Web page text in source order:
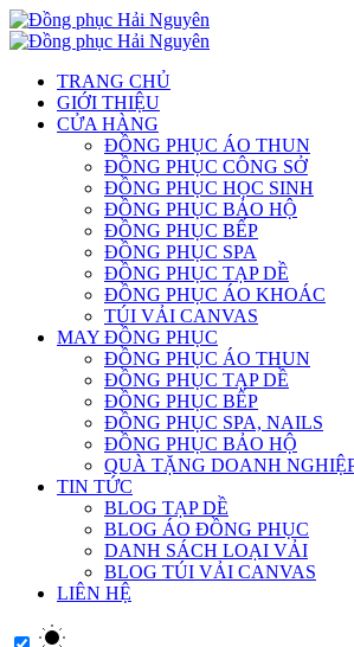
TRANG CHỦ
GIỚI THIỆU
CỬA HÀNG
ĐỒNG PHỤC ÁO THUN
ĐỒNG PHỤC CÔNG SỞ
ĐỒNG PHỤC HỌC SINH
ĐỒNG PHỤC BẢO HỘ
ĐỒNG PHỤC BẾP
ĐỒNG PHỤC SPA
ĐỒNG PHỤC TẠP DỀ
ĐỒNG PHỤC ÁO KHOÁC
TÚI VẢI CANVAS
MAY ĐỒNG PHỤC
ĐỒNG PHỤC ÁO THUN
ĐỒNG PHỤC TẠP DỀ
ĐỒNG PHỤC BẾP
ĐỒNG PHỤC SPA, NAILS
ĐỒNG PHỤC BẢO HỘ
QUÀ TẶNG DOANH
TIN TỨC
BLOG TẠP DỀ
BLOG ÁO ĐỒNG PHỤC
DANH SÁCH LOẠI VẢI
BLOG TÚI VẢI CANVAS
LIÊN HỆ